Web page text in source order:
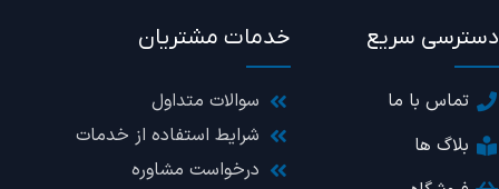
دسترسی سریع
تماس با ما
بلاگ ها
خدمات مشتریان
سوالات متداول
شرایط استفاده از خدمات
درخواست مشاوره